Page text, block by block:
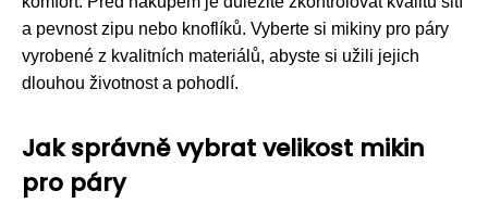
a pevnost zipu nebo knoflíků. Vyberte si mikiny pro páry
vyrobené z kvalitních materiálů, abyste si užili jejich
dlouhou životnost a pohodlí.
Jak správně vybrat velikost mikin
pro páry